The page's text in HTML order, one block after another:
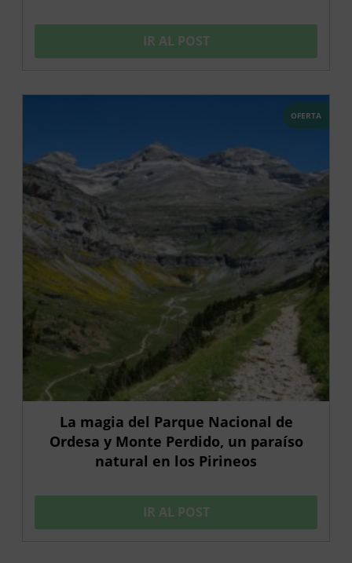
IR AL POST
OFERTA
La magia del Parque Nacional de
Ordesa y Monte Perdido, un paraíso
natural en los Pirineos
IR AL POST